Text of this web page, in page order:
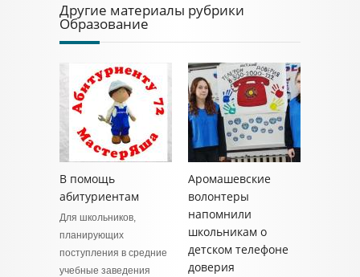
Другие материалы рубрики
Образование
В помощь
абитуриентам
Для школьников,
планирующих
поступления в средние
учебные заведения
Аромашевские
волонтеры
напомнили
школьникам о
детском телефоне
доверия